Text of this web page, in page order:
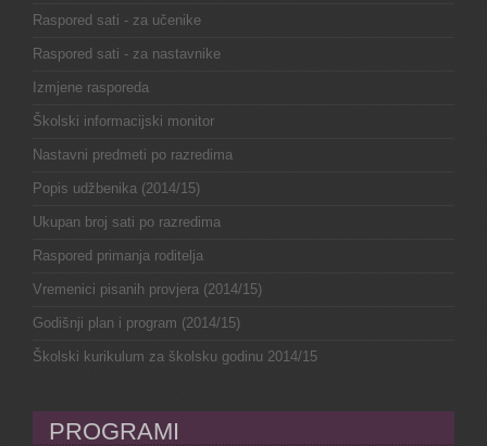
Raspored sati - za učenike
Raspored sati - za nastavnike
Izmjene rasporeda
Školski informacijski monitor
Nastavni predmeti po razredima
Popis udžbenika (2014/15)
Ukupan broj sati po razredima
Raspored primanja roditelja
Vremenici pisanih provjera (2014/15)
Godišnji plan i program (2014/15)
Školski kurikulum za školsku godinu 2014/15
PROGRAMI